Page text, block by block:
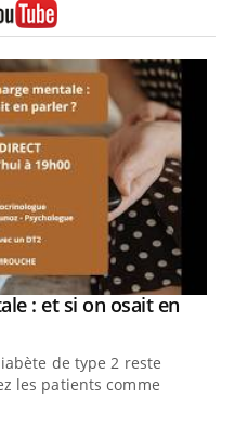
: et si on osait en
de type 2 reste
les patients comme